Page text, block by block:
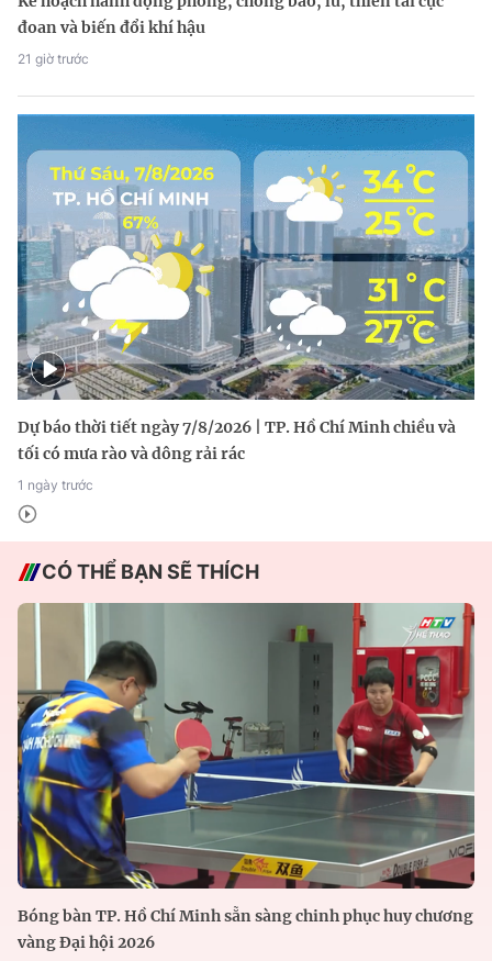
đoan và biến đổi khí hậu
21 giờ trước
Dự báo thời tiết ngày 7/8/2026 | TP. Hồ Chí Minh chiều và
tối có mưa rào và dông rải rác
1 ngày trước
CÓ THỂ BẠN SẼ THÍCH
Bóng bàn TP. Hồ Chí Minh sẵn sàng chinh phục huy chương
vàng Đại hội 2026